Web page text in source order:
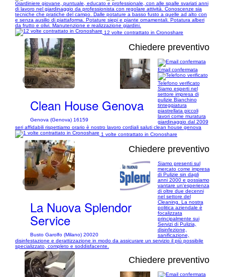
Giardiniere giovane, puntuale, educato e professionale, con alle spalle svariati anni
di lavoro nel giardinaggio da professionista con regolare attività. Conoscenze sia
tecniche che pratiche del campo. Dalle potature a basso fusto a quelle ad alto con
e senza ausilio di piattaforma. Potature siepi e piante ornamentali. Potatura alberi
da frutto e olivi. Manutenzione e realizzazione giardini.
12 volte contrattato in Cronoshare
1/7
Chiedere preventivo
Clean House Genova
Genova (Genova) 16159
Email confermata
Telefono verificato
Siamo esperti nel
settore impresa di
pulizie Bianchino
tinteggiatura
piastrellata piccoli
lavori come muratura
giardinaggio dal 2009
seri affidabili rispettiamo orario è nostro lavoro cordiali saluti clean house genova
1 volte contrattato in Cronoshare
1/7
Chiedere preventivo
La Nuova Splendor
Service
Busto Garolfo (Milano) 20020
Siamo presenti sul
mercato come impresa
di Pulizie sin dagli
anni 2000 e possiamo
vantare un'esperienza
di oltre due decenni
nel settore del
Cleaning. La nostra
politica aziendale è
focalizzata
principalmente sui
Servizi di Pulizia,
disinfezione,
sanificazione,
disinfestazione e derattizzazione in modo da assicurare un servizio il più possibile
specializzato, completo e soddisfacente.
Chiedere preventivo